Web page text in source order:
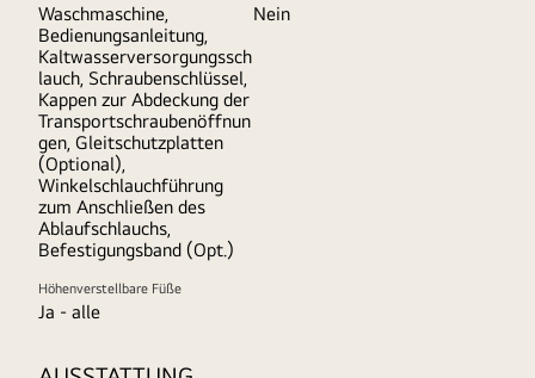
Waschmaschine,
Bedienungsanleitung,
Kaltwasserversorgungssch
lauch, Schraubenschlüssel,
Kappen zur Abdeckung der
Transportschraubenöffnun
gen, Gleitschutzplatten
(Optional),
Winkelschlauchführung
zum Anschließen des
Ablaufschlauchs,
Befestigungsband (Opt.)
Nein
Höhenverstellbare Füße
Ja - alle